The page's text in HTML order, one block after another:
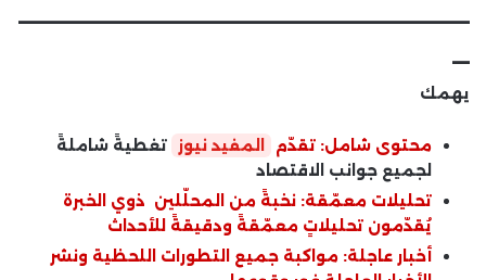
يهمك
محتوى شامل: تقدّم المفيد نيوز
تغطيةً شاملةً
لجميع جوانب الاقتصاد
تحليلات معمّقة: نخبةً من المحلّلين ذوي الخبرة
يُقدّمون تحليلاتٍ معمّقةً ودقيقةً للأحداث
أخبار عاجلة: مواكبة جميع التطورات اللحظية ونشر